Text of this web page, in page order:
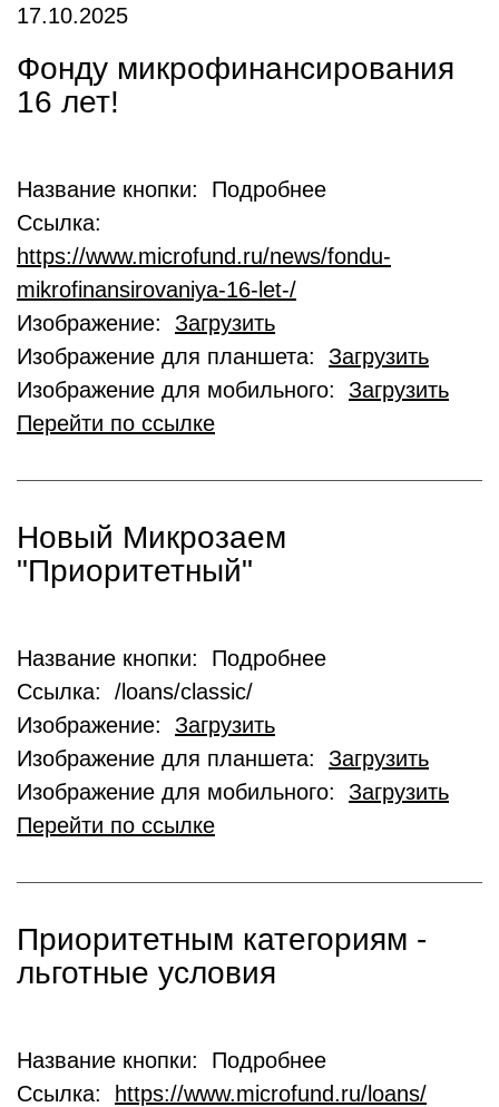
17.10.2025
Фонду микрофинансирования
16 лет!
Название кнопки: Подробнее
Ссылка:
https://www.microfund.ru/news/fondu-
mikrofinansirovaniya-16-let-/
Изображение: Загрузить
Изображение для планшета: Загрузить
Изображение для мобильного: Загрузить
Перейти по ссылке
Новый Микрозаем
"Приоритетный"
Название кнопки: Подробнее
Ссылка: /loans/classic/
Изображение: Загрузить
Изображение для планшета: Загрузить
Изображение для мобильного: Загрузить
Перейти по ссылке
Приоритетным категориям -
льготные условия
Название кнопки: Подробнее
Ссылка:
https://www.microfund.ru/loans/